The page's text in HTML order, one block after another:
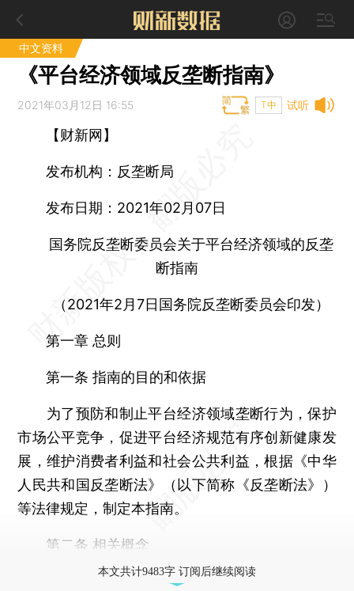
中文资料
《平台经济领域反垄断指南》
试听
2021年03月12日 16:55 T中
【财新网】
发布机构：反垄断局
发布日期：2021年02月07日
国务院反垄断委员会关于平台经济领域的反垄
断指南
（2021年2月7日国务院反垄断委员会印发）
第一章 总则
第一条 指南的目的和依据
为了预防和制止平台经济领域垄断行为，保护
市场公平竞争，促进平台经济规范有序创新健康发
展，维护消费者利益和社会公共利益，根据《中华
人民共和国反垄断法》（以下简称《反垄断法》）
等法律规定，制定本指南。
第二条 相关概念
本文共计9483字 订阅后继续阅读